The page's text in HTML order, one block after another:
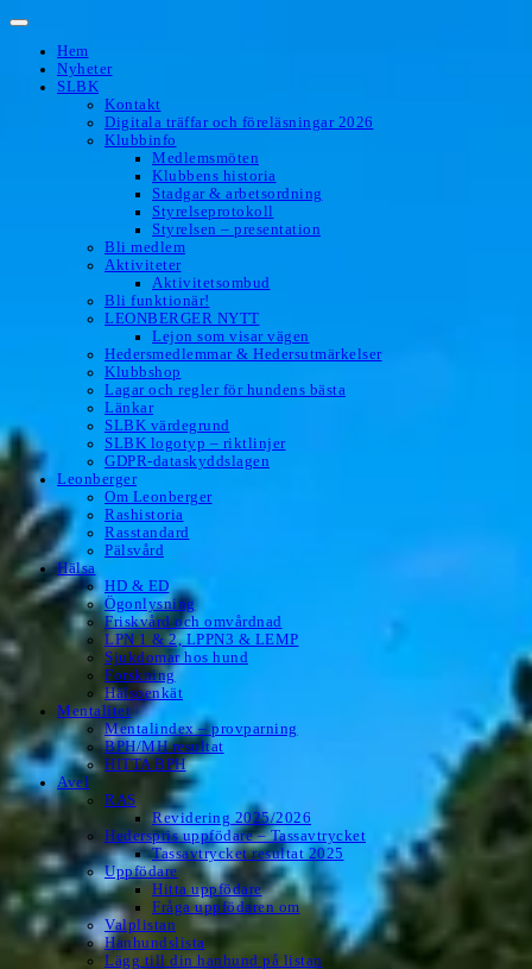
Hoppa
innehåll
Hem
Nyheter
SLBK
Kontakt
Digitala träffar och föreläsningar 2026
Klubbinfo
Medlemsmöten
Klubbens historia
Stadgar & arbetsordning
Styrelseprotokoll
Styrelsen – presentation
Bli medlem
Aktiviteter
Aktivitetsombud
Bli funktionär!
LEONBERGER NYTT
Lejon som visar vägen
Hedersmedlemmar & Hedersutmärkelser
Klubbshop
Lagar och regler för hundens bästa
Länkar
SLBK värdegrund
SLBK logotyp – riktlinjer
GDPR-dataskyddslagen
Leonberger
Om Leonberger
Rashistoria
Rasstandard
Pälsvård
Hälsa
HD & ED
Ögonlysning
Friskvård och omvårdnad
LPN 1 & 2, LPPN3 & LEMP
Sjukdomar hos hund
Forskning
Hälsoenkät
Mentalitet
Mentalindex – provparning
BPH/MH resultat
HITTA BPH
Avel
RAS
Revidering 2025/2026
Hederspris uppfödare – Tassavtrycket
Tassavtrycket resultat 2025
Uppfödare
Hitta uppfödare
Fråga uppfödaren om
Valplistan
Hanhundslista
Lägg till din hanhund på listan